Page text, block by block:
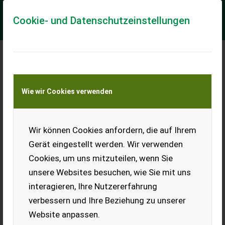
Cookie- und Datenschutzeinstellungen
Wie wir Cookies verwenden
Wir können Cookies anfordern, die auf Ihrem
Gerät eingestellt werden. Wir verwenden
Cookies, um uns mitzuteilen, wenn Sie
unsere Websites besuchen, wie Sie mit uns
interagieren, Ihre Nutzererfahrung
verbessern und Ihre Beziehung zu unserer
Website anpassen.
Manitou MLT841 Premium
EUR 119.880 inkl. 20 % MwSt.
Jetzt Finanzierungsangebot